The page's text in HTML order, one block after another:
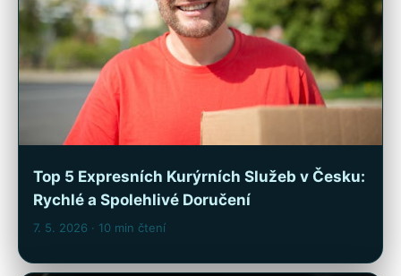
Top 5 Expresních Kurýrních Služeb v Česku:
Rychlé a Spolehlivé Doručení
7. 5. 2026 · 10 min čtení